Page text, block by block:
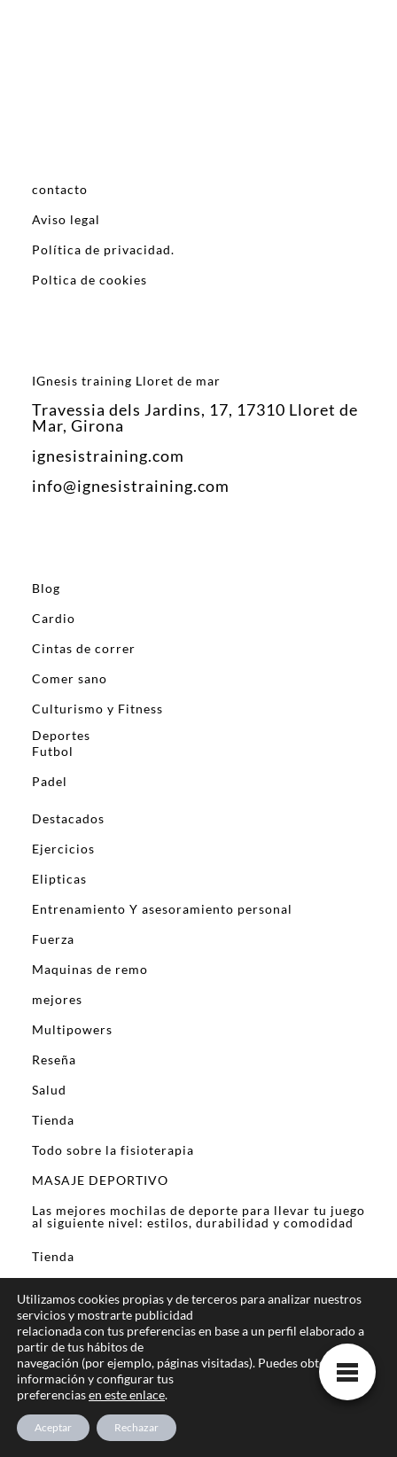
contacto
Aviso legal
Política de privacidad.
Poltica de cookies
IGnesis training Lloret de mar
Travessia dels Jardins, 17, 17310 Lloret de
Mar, Girona
ignesistraining.com
info@ignesistraining.com
Blog
Cardio
Cintas de correr
Comer sano
Culturismo y Fitness
Deportes
Futbol
Padel
Destacados
Ejercicios
Elipticas
Entrenamiento Y asesoramiento personal
Fuerza
Maquinas de remo
mejores
Multipowers
Reseña
Salud
Tienda
Todo sobre la fisioterapia
MASAJE DEPORTIVO
Las mejores mochilas de deporte para llevar tu juego
al siguiente nivel: estilos, durabilidad y comodidad
Tienda
Finalizar compra
Mi cuenta
Tienda de Aloe Vera
Oportunidad de éxito y bienestar
Utilizamos cookies propias y de terceros para analizar nuestros
servicios y mostrarte publicidad
relacionada con tus preferencias en base a un perfil elaborado a
partir de tus hábitos de
navegación (por ejemplo, páginas visitadas). Puedes obtener más
información y configurar tus
preferenciasen este enlace.
Aceptar Rechazar